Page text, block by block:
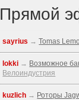
Прямой
sayrius →Tomas
lokki → Возможное
Велоиндустрия
kuzlich → Роторы